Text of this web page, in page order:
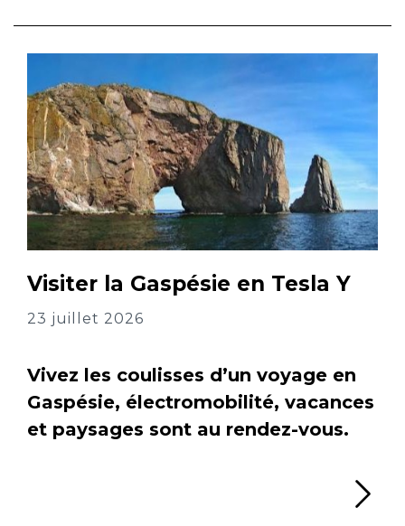
Visiter la Gaspésie en Tesla Y
23 juillet 2026
Vivez les coulisses d’un voyage en
Gaspésie, électromobilité, vacances
et paysages sont au rendez-vous.